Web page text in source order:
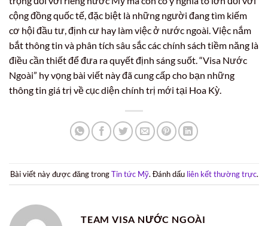
cộng đồng quốc tế, đặc biệt là những người đang tìm kiếm
cơ hội đầu tư, định cư hay làm việc ở nước ngoài. Việc nắm
bắt thông tin và phân tích sâu sắc các chính sách tiềm năng là
điều cần thiết để đưa ra quyết định sáng suốt. “Visa Nước
Ngoài” hy vọng bài viết này đã cung cấp cho bạn những
thông tin giá trị về cục diện chính trị mới tại Hoa Kỳ.
Bài viết này được đăng trongTin tức Mỹ. Đánh dấu liên kết thường trực.
TEAM VISA NƯỚC NGOÀI